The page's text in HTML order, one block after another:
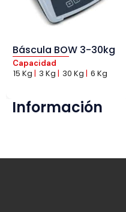
Báscula BOW 3-30kg
Capacidad
15 Kg | 3 Kg | 30 Kg | 6 Kg
Información